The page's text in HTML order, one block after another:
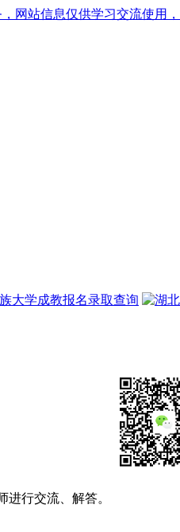
网站信息仅供学习交流使用
行交流、解答。